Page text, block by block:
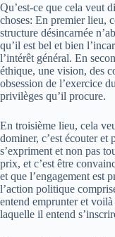
Qu’est-ce que cela veut
choses: En premier lieu,
structure désincarnée
qu’il est bel et bien
l’intérêt général. En
éthique, une vision, des
obsession de l’exercice
privilèges qu’il procure.
En troisième lieu, cela
dominer, c’est écouter et
s’expriment et non pas
prix, et c’est être
et que l’engagement est
l’action politique
entend emprunter et
laquelle il entend